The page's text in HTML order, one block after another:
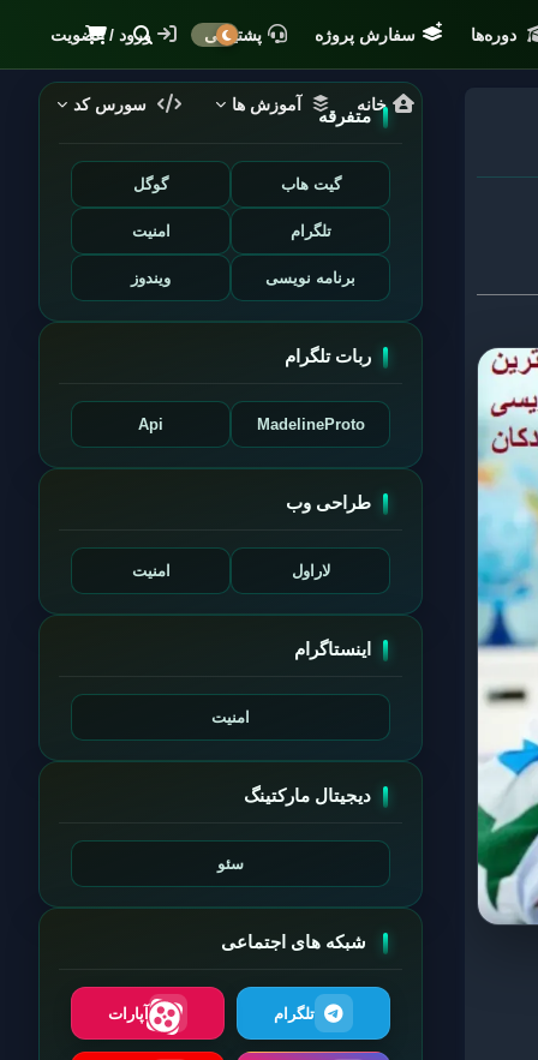
ورود / عضویت پشتیبانی سفارش پروژه دوره‌ها
سورس کد آموزش ها خانه
متفرقه
گیت هاب گوگل
تلگرام امنیت
برنامه نویسی ویندوز
ربات تلگرام
MadelineProto
Api
طراحی وب
لاراول امنیت
اینستاگرام
امنیت
دیجیتال مارکتینگ
سئو
شبکه های اجتماعی
تلگرام آپارات